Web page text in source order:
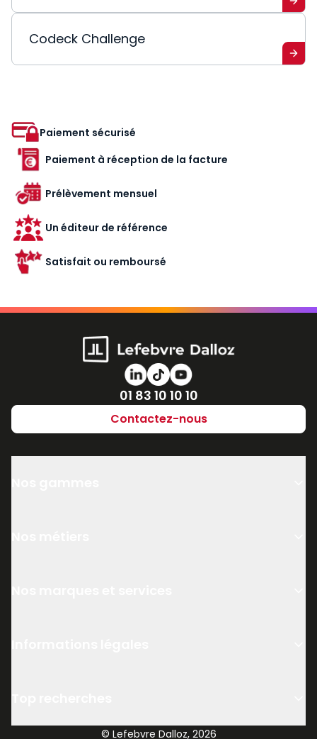
Codeck Challenge
Paiement sécurisé
Paiement à réception de la facture
Prélèvement mensuel
Un éditeur de référence
Satisfait ou remboursé
Numéro de téléphone
01 83 10 10 10
Contactez-nous
© Lefebvre Dalloz, 2026